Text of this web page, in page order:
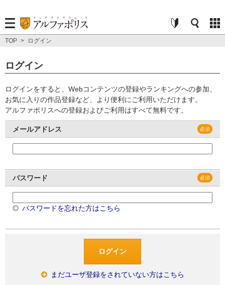
TOP > ログイン
ログイン
ログインをすると、Webコンテンツの登録やランキングへの参加、
お気に入りの作品登録など、より便利にご利用いただけます。
アルファポリスへの登録およびご利用はすべて無料です。
メールアドレス
パスワード
パスワードを忘れた方はこちら
まだユーザ登録をされていない方はこちら